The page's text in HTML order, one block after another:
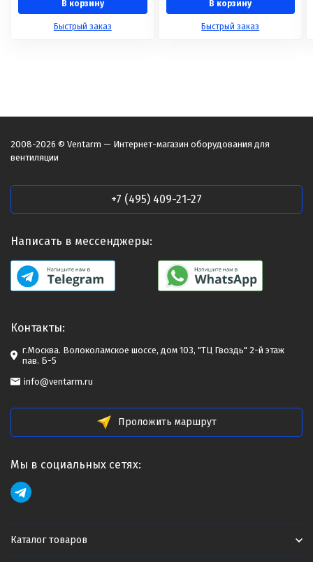
В корзину
Быстрый заказ
В корзину
Быстрый заказ
2008-2026 © Ventarm — Интернет-магазин оборудования для
вентиляции
+7 (495) 409-21-27
Написать в мессенджеры:
Контакты:
г.Москва. Волоколамское шоссе, дом 103, "ТЦ Гвоздь" 2-й этаж
пав. Б-5
info@ventarm.ru
Проложить маршрут
Мы в социальных сетях:
Каталог товаров